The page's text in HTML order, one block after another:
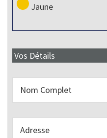
Jaune
Vos Détails